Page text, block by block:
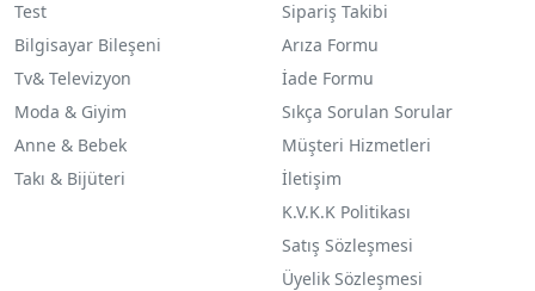
Test
Bilgisayar Bileşeni
Tv& Televizyon
Moda & Giyim
Anne & Bebek
Takı & Bijüteri
Sipariş Takibi
Arıza Formu
İade Formu
Sıkça Sorulan Sorular
Müşteri Hizmetleri
İletişim
K.V.K.K Politikası
Satış Sözleşmesi
Üyelik Sözleşmesi